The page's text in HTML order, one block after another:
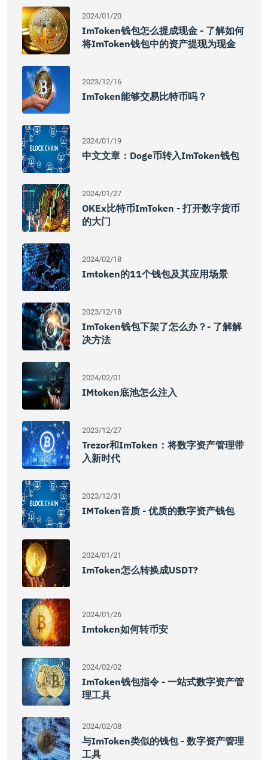
2024/01/20
ImToken钱包怎么提成现金 - 了解如何
将imToken钱包中的资产提现为现金
2023/12/16
ImToken能够交易比特币吗？
2024/01/19
中文文章：doge币转入imToken钱包
2024/01/27
OKEx比特币imToken - 打开数字货币
的大门
2024/02/18
Imtoken的11个钱包及其应用场景
2023/12/18
ImToken钱包下架了怎么办？- 了解解
决方法
2024/02/01
IMtoken底池怎么注入
2023/12/27
Trezor和imToken：将数字资产管理带
入新时代
2023/12/31
IMToken音质 - 优质的数字资产钱包
2024/01/21
ImToken怎么转换成USDT?
2024/01/26
Imtoken如何转币安
2024/02/02
ImToken钱包指令 - 一站式数字资产管
理工具
2024/02/08
与imToken类似的钱包 - 数字资产管理
工具